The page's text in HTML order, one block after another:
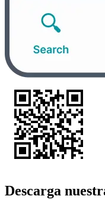
Descarga